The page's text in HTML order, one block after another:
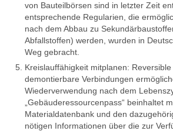
von Bauteilbörsen sind in letzter Zeit
entsprechende Regularien, die
nach dem Abbau zu
Abfallstoffen) werden, wurden in
Weg gebracht.
Kreislauffähigkeit mitplanen:
demontierbare Verbindungen
Wiederverwendung nach dem
„Gebäuderessourcenpass“ beinhaltet
Materialdatenbank und den
nötigen Informationen über die zur